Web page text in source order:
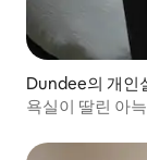
Dundee의 개인
욕실이 딸린 아